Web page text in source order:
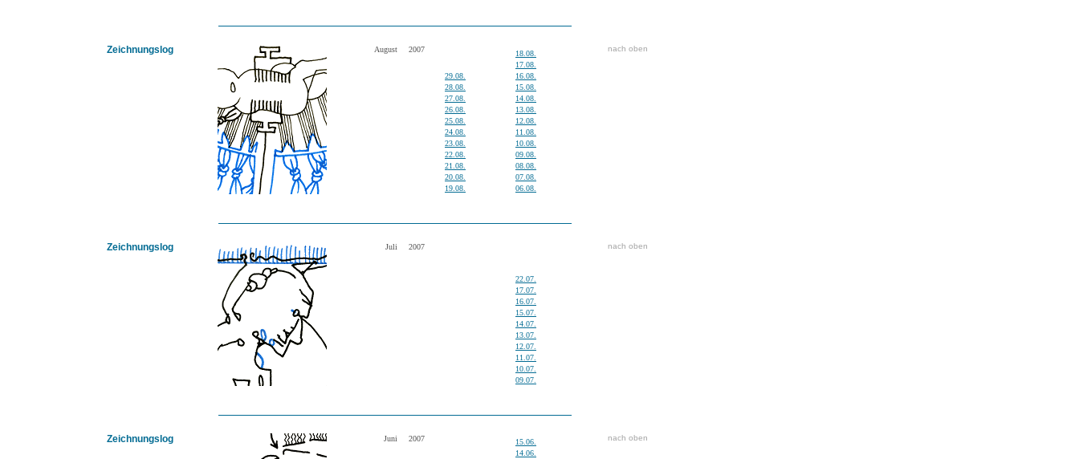
Zeichnungslog August 2007
29.08.
28.08.
27.08.
26.08.
25.08.
24.08.
23.08.
22.08.
21.08.
20.08.
19.08.
18.08.
17.08.
16.08.
15.08.
14.08.
13.08.
12.08.
11.08.
10.08.
09.08.
08.08.
07.08.
06.08.
nach oben
Zeichnungslog Juli 2007
22.07.
17.07.
16.07.
15.07.
14.07.
13.07.
12.07.
11.07.
10.07.
09.07.
nach oben
Zeichnungslog Juni 2007
15.06.
14.06.
nach oben